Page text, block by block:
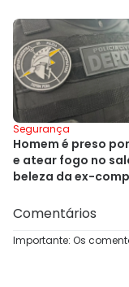
Segurança
Homem é preso
e atear fogo no
beleza da ex-
Comentários
Importante: Os